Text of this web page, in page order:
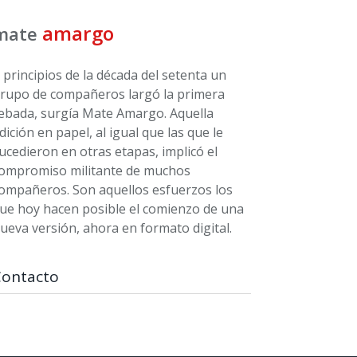
amargo
principios de la década del setenta un
de compañeros largó la primera
surgía Mate Amargo. Aquella
en papel, al igual que las que le
en otras etapas, implicó el
militante de muchos
Son aquellos esfuerzos los
hoy hacen posible el comienzo de una
versión, ahora en formato digital.